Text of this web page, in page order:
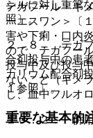
テガフール・ギ
ーエスワン＞〔
害や下痢・口内
ので、テガフー
投与中及び投与
ないこと（ギメ
し、血中フルオ
１０．２． 併用
シルに対し重篤
照〕。
２．８． テガ
合剤投与中の患
カリウム配合剤
１参照〕。
重要な基本的